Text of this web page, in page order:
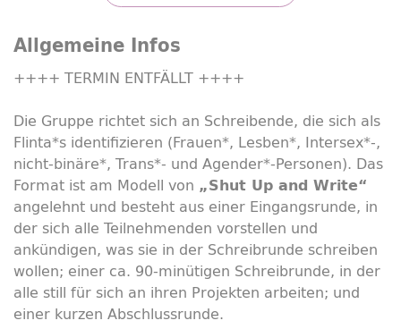
Allgemeine Infos
++++ TERMIN ENTFÄLLT ++++
Die Gruppe richtet sich an Schreibende, die sich als
Flinta*s identifizieren (Frauen*, Lesben*, Intersex*-,
nicht-binäre*, Trans*- und Agender*-Personen). Das
Format ist am Modell von „Shut Up and Write“
angelehnt und besteht aus einer Eingangsrunde, in
der sich alle Teilnehmenden vorstellen und
ankündigen, was sie in der Schreibrunde schreiben
wollen; einer ca. 90-minütigen Schreibrunde, in der
alle still für sich an ihren Projekten arbeiten; und
einer kurzen Abschlussrunde.